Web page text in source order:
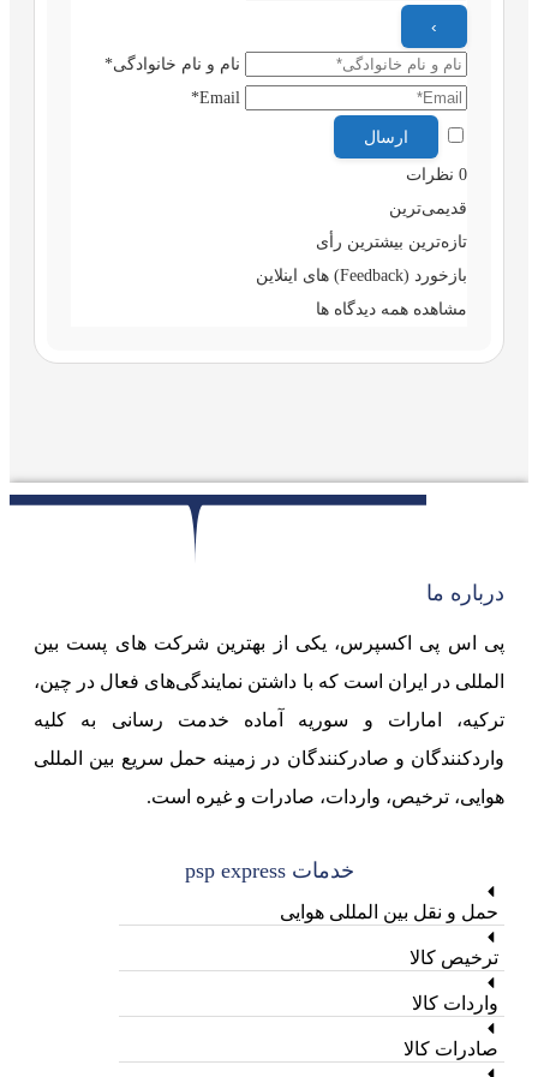
نام و نام خانوادگی*
Email*
0 نظرات
قدیمی‌ترین
تازه‌ترین بیشترین رأی
بازخورد (Feedback) های اینلاین
مشاهده همه دیدگاه ها
درباره ما
پی اس پی اکسپرس، یکی از بهترین شرکت های پست بین
المللی در ایران است که با داشتن نمایندگی‌های فعال در چین،
ترکیه، امارات و سوریه آماده خدمت رسانی به کلیه
واردکنندگان و صادرکنندگان در زمینه حمل سریع بین المللی
هوایی، ترخیص، واردات، صادرات و غیره است.
خدمات psp express
حمل و نقل بین المللی هوایی
ترخیص کالا
واردات کالا
صادرات کالا